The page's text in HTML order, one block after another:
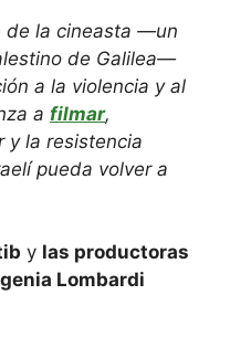
de la cineasta —un
de Galilea—
a la violencia y al
a filmar,
y la resistencia
pueda volver a
y las productoras
Lombardi